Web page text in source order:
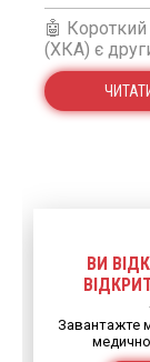
🤖
(ХКА) є
ВИ
Завантажте